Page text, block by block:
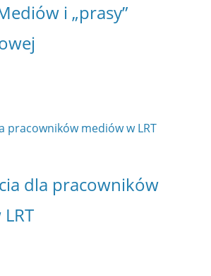
i „prasy”
dla pracowników